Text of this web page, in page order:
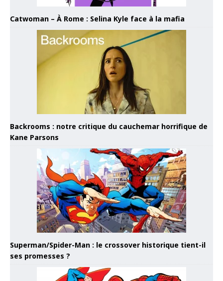
Catwoman – À Rome : Selina Kyle face à la mafia
Backrooms : notre critique du cauchemar horrifique de
Kane Parsons
Superman/Spider-Man : le crossover historique tient-il
ses promesses ?